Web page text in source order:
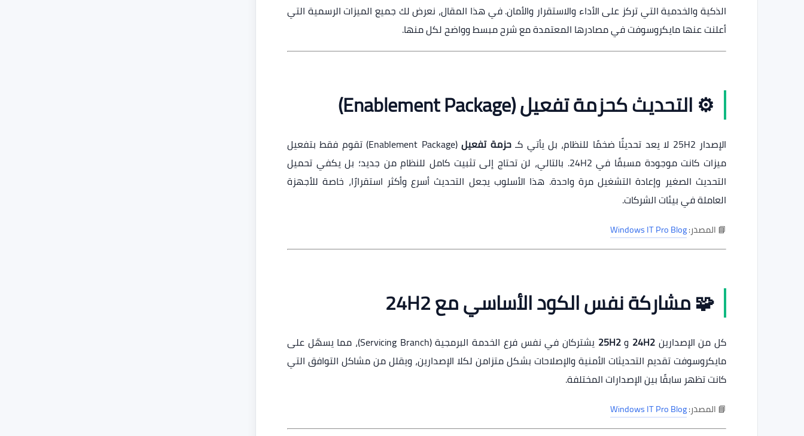
الذكية والخدمية التي تركز على الأداء والاستقرار والأمان. في هذا المقال، نعرض لك جميع الميزات الرسمية التي
أعلنت عنها مايكروسوفت في مصادرها المعتمدة مع شرح مبسط وواضح لكل منها.
⚙️ التحديث كحزمة تفعيل (Enablement Package)
الإصدار 25H2 لا يعد تحديثًا ضخمًا للنظام، بل يأتي كـ حزمة تفعيل
(Enablement Package) تقوم فقط بتفعيل
ميزات كانت موجودة مسبقًا في 24H2. بالتالي، لن تحتاج إلى تثبيت كامل للنظام من جديد؛ بل يكفي تحميل
التحديث الصغير وإعادة التشغيل مرة واحدة. هذا الأسلوب يجعل التحديث أسرع وأكثر استقرارًا، خاصة للأجهزة
العاملة في بيئات الشركات.
📘 المصدر:Windows IT Pro Blog
🧩 مشاركة نفس الكود الأساسي مع 24H2
كل من الإصدارين24H2 و25H2
يشتركان في نفس فرع الخدمة البرمجية (Servicing Branch)، مما يسهّل على
مايكروسوفت تقديم التحديثات الأمنية والإصلاحات بشكل متزامن لكلا الإصدارين، ويقلل من مشاكل التوافق التي
كانت تظهر سابقًا بين الإصدارات المختلفة.
📘 المصدر:Windows IT Pro Blog